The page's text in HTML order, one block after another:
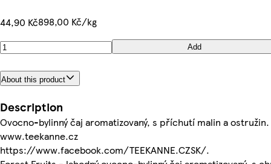
44,90 Kč898,00 Kč/kg
Add
About this product
Description
Ovocno-bylinný čaj aromatizovaný, s příchutí malin a ostružin.
www.teekanne.cz
https://www.facebook.com/TEEKANNE.CZSK/.